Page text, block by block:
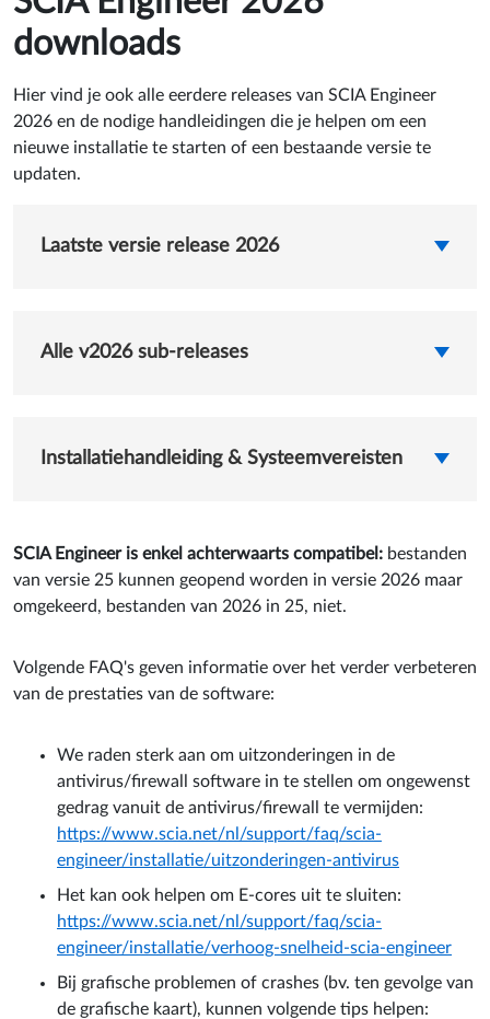
downloads
Hier vind je ook alle eerdere releases van SCIA Engineer
2026 en de nodige handleidingen die je helpen om een
nieuwe installatie te starten of een bestaande versie te
updaten.
Laatste versie release 2026
Alle v2026 sub-releases
Installatiehandleiding & Systeemvereisten
SCIA Engineer is enkel achterwaarts compatibel​: bestanden
van versie 25 kunnen geopend worden in versie 2026 maar
omgekeerd, bestanden van 2026 in 25, niet.
Volgende FAQ's geven informatie over het verder verbeteren
van de prestaties van de software:
We raden sterk aan om uitzonderingen in de
antivirus/firewall software in te stellen om ongewenst
gedrag vanuit de antivirus/firewall te vermijden:
https://www.scia.net/nl/support/faq/scia-
engineer/installatie/uitzonderingen-antivirus
Het kan ook helpen om E-cores uit te sluiten:
https://www.scia.net/nl/support/faq/scia-
engineer/installatie/verhoog-snelheid-scia-engineer
Bij grafische problemen of crashes (bv. ten gevolge van
de grafische kaart), kunnen volgende tips helpen: